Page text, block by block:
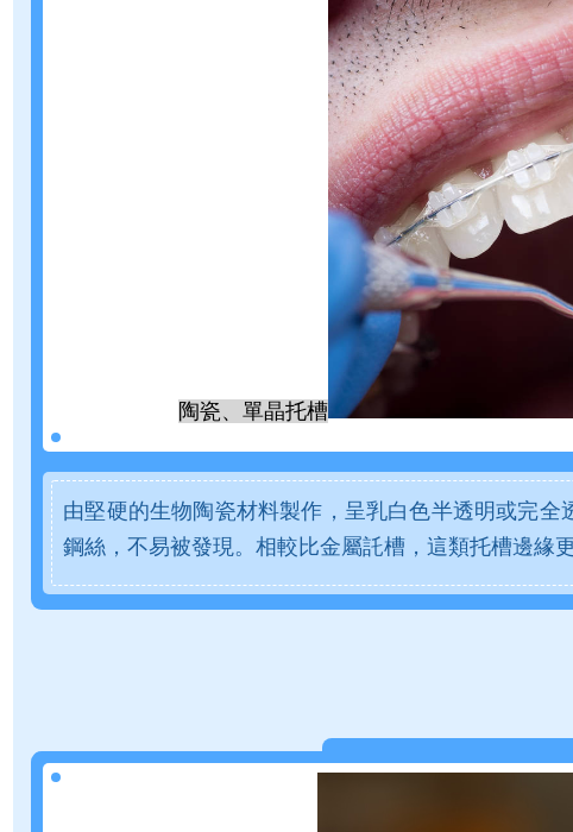
陶瓷、單晶托槽
由堅硬的生物陶瓷材料製作，呈乳白色半透明或完
鋼絲，不易被發現。相較比金屬託槽，這類托槽邊緣